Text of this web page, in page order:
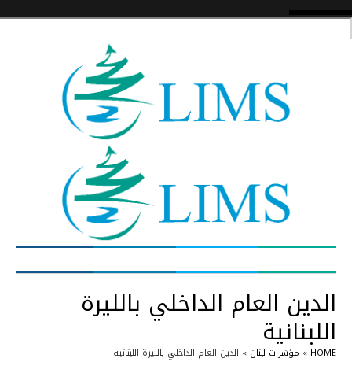
الدين العام الداخلي بالليرة
اللبنانية
HOME
» مؤشرات لبنان » الدين العام الداخلي بالليرة اللبنانية